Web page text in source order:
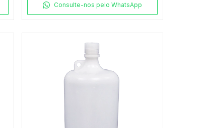
Consulte-nos pelo WhatsApp